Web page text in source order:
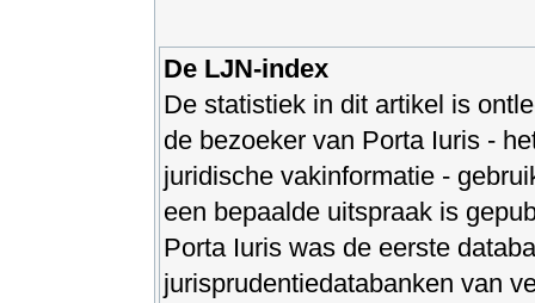
De LJN-index
De statistiek in dit artikel is
de bezoeker van Porta Iuris -
juridische vakinformatie -
een bepaalde uitspraak is
Porta Iuris was de eerste
jurisprudentiedatabanken van